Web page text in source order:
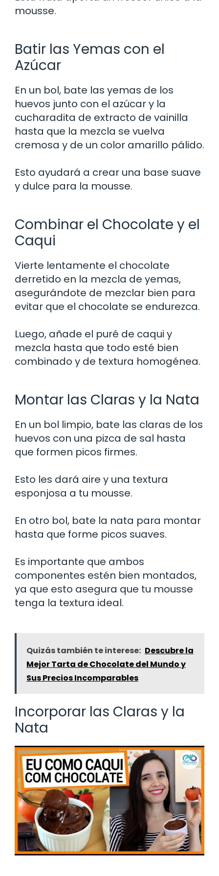
mousse.
Batir las Yemas con el
Azúcar
En un bol, bate las yemas de los
huevos junto con el azúcar y la
cucharadita de extracto de vainilla
hasta que la mezcla se vuelva
cremosa y de un color amarillo pálido.
Esto ayudará a crear una base suave
y dulce para la mousse.
Combinar el Chocolate y el
Caqui
Vierte lentamente el chocolate
derretido en la mezcla de yemas,
asegurándote de mezclar bien para
evitar que el chocolate se endurezca.
Luego, añade el puré de caqui y
mezcla hasta que todo esté bien
combinado y de textura homogénea.
Montar las Claras y la Nata
En un bol limpio, bate las claras de los
huevos con una pizca de sal hasta
que formen picos firmes.
Esto les dará aire y una textura
esponjosa a tu mousse.
En otro bol, bate la nata para montar
hasta que forme picos suaves.
Es importante que ambos
componentes estén bien montados,
ya que esto asegura que tu mousse
tenga la textura ideal.
Quizás también te interese: Descubre la
Mejor Tarta de Chocolate del Mundo y
Sus Precios Incomparables
Incorporar las Claras y la
Nata